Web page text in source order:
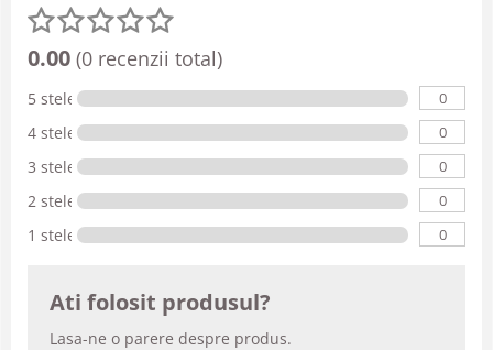
0.00 (0 recenzii total)
5 stele 0
4 stele 0
3 stele 0
2 stele 0
1 stele 0
Ati folosit produsul?
Lasa-ne o parere despre produs.